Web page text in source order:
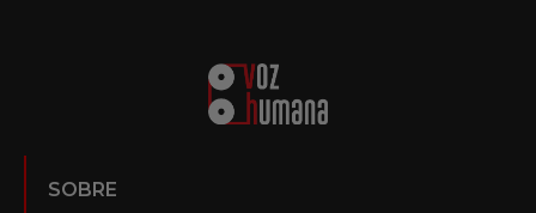
SOBRE